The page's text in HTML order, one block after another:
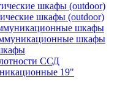
шкафы (outdoor)
шкафы (outdoor)
шкафы
шкафы
ССД
19"